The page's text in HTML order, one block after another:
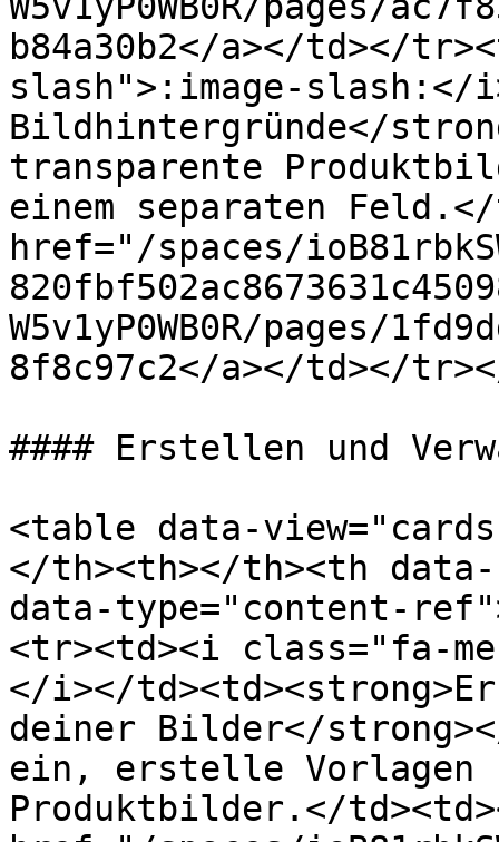
b84a30b2</a></td></
slash">:image-slash:</
Bildhintergründe</
transparente
einem separaten Feld.</
href="/spaces/
W5v1yP0WB0R/pages/
8f8c97c2</a></td></
#### Erstellen und
<table data-
</th><th></th><th
data-type="content-
<tr><td><i class="fa-
</i></
deiner Bilder</
ein, erstelle Vorlagen
Produktbilder.</